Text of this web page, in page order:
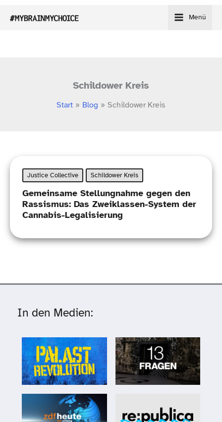
Inhalt
Menü
Schildower Kreis
Start Blog Schildower Kreis
Justice Collective Schildower Kreis
Gemeinsame Stellungnahme gegen den
Rassismus: Das Zweiklassen-​System der
Cannabis-Legalisierung
In den Medien: